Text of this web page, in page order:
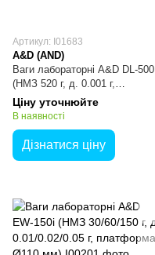
Артикул: I01683
A&D (AND)
Ваги лабораторні A&D DL-500
(НМЗ 520 г, д. 0.001 г,
платформа Ø130 мм)
Ціну уточнюйте
В наявності
Дізнатися ціну